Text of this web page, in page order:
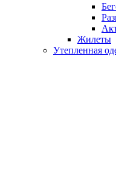
Жилеты
Утепленная